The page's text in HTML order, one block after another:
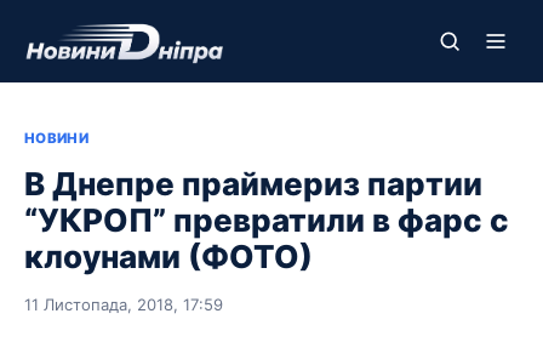
НОВИНИ
В Днепре праймериз партии
“УКРОП” превратили в фарс с
клоунами (ФОТО)
11 Листопада, 2018, 17:59